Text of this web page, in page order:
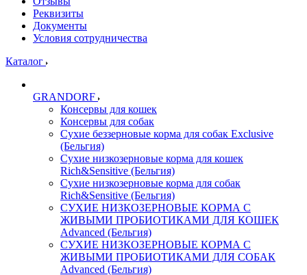
Реквизиты
Документы
Условия сотрудничества
Каталог
GRANDORF
Консервы для кошек
Консервы для собак
Сухие беззерновые корма для собак Exclusive
(Бельгия)
Сухие низкозерновые корма для кошек
Rich&Sensitive (Бельгия)
Сухие низкозерновые корма для собак
Rich&Sensitive (Бельгия)
СУХИЕ НИЗКОЗЕРНОВЫЕ КОРМА С
ЖИВЫМИ ПРОБИОТИКАМИ ДЛЯ КОШЕК
Advanced (Бельгия)
СУХИЕ НИЗКОЗЕРНОВЫЕ КОРМА С
ЖИВЫМИ ПРОБИОТИКАМИ ДЛЯ СОБАК
Advanced (Бельгия)